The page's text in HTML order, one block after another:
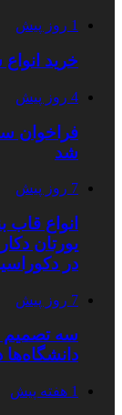
1 روز پیش
خرید
4 روز پیش
فراخوان
شد
7 روز پیش
انواع
یورتان
در
7 روز پیش
سه تصمیم
1 هفته پیش